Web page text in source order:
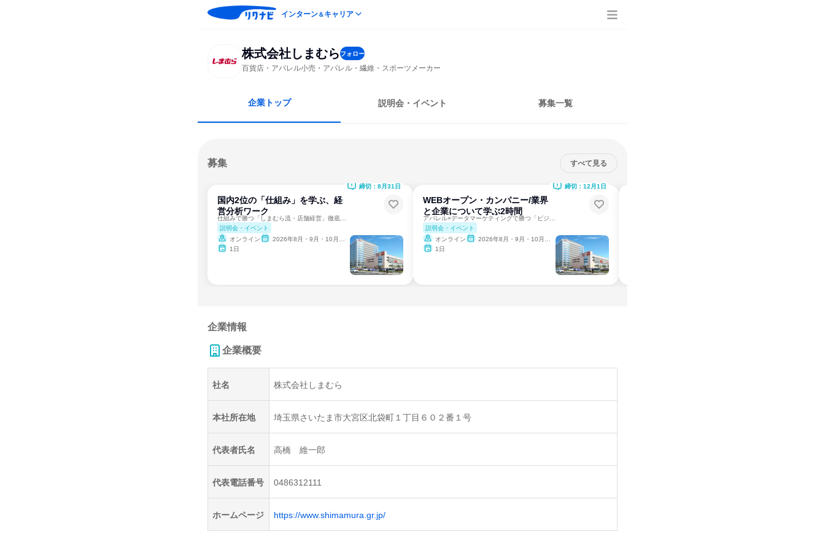
インターン＆キャリア
株式会社しまむらフォロー
百貨店・アパレル小売・アパレル・繊維・スポーツメーカー
企業トップ 説明会・イベント 募集一覧
募集 すべて見る
国内2位の「仕組み」を学ぶ、経
営分析ワーク
説明会・イベント
オンライン
2026年8月・9月・10月・11月・12月、2027年1月
1日
締切：8月31日
WEBオープン・カンパニー/業界
と企業について学ぶ2時間
説明会・イベント
オンライン
2026年8月・9月・10月・11月・12月、2027年1月
1日
締切：12月1日
企業情報
企業概要
社名 株式会社しまむら
本社所在地 埼玉県さいたま市大宮区北袋町１丁目６０２番１号
代表者氏名 高橋 維一郎
代表電話番号 0486312111
ホームページ https://www.shimamura.gr.jp/